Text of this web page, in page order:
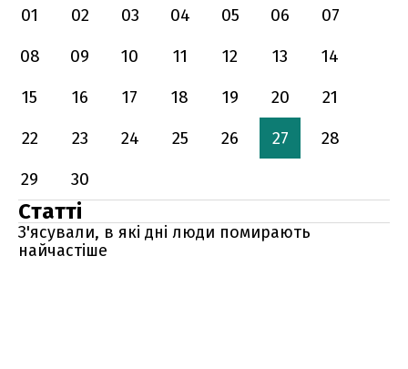
01
02 03 04 05 06
07
08
09 10 11 12 13
14
15
16 17 18 19 20
21
22
23 24 25 26 27
28
29
30
Статті
З'ясували, в які дні люди помирають
найчастіше